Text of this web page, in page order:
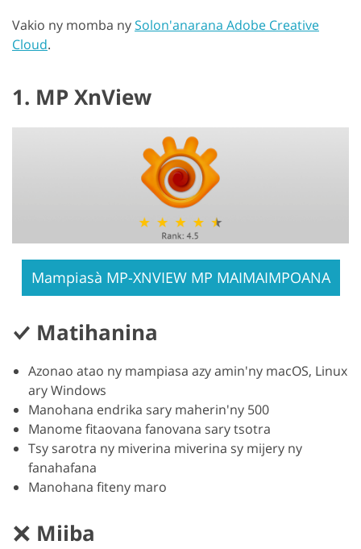
Vakio ny momba nySolon'anarana Adobe Creative
Cloud.
1. MP XnView
Mampiasà MP-XNVIEW MP MAIMAIMPOANA
Matihanina
Azonao atao ny mampiasa azy amin'ny macOS, Linux
ary Windows
Manohana endrika sary maherin'ny 500
Manome fitaovana fanovana sary tsotra
Tsy sarotra ny miverina miverina sy mijery ny
fanahafana
Manohana fiteny maro
Miiba